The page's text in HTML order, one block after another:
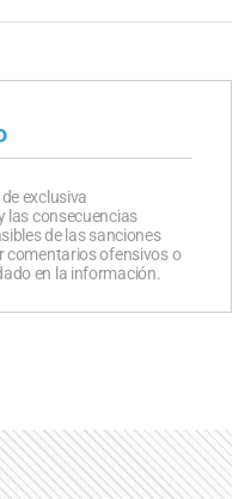
exclusiva
las consecuencias
de las sanciones
comentarios ofensivos o
en la información.